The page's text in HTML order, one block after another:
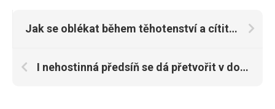
Jak se oblékat během těhotenství a cítit se tak maximálně pohodlně?
I nehostinná předsíň se dá přetvořit v dokonalý skvost